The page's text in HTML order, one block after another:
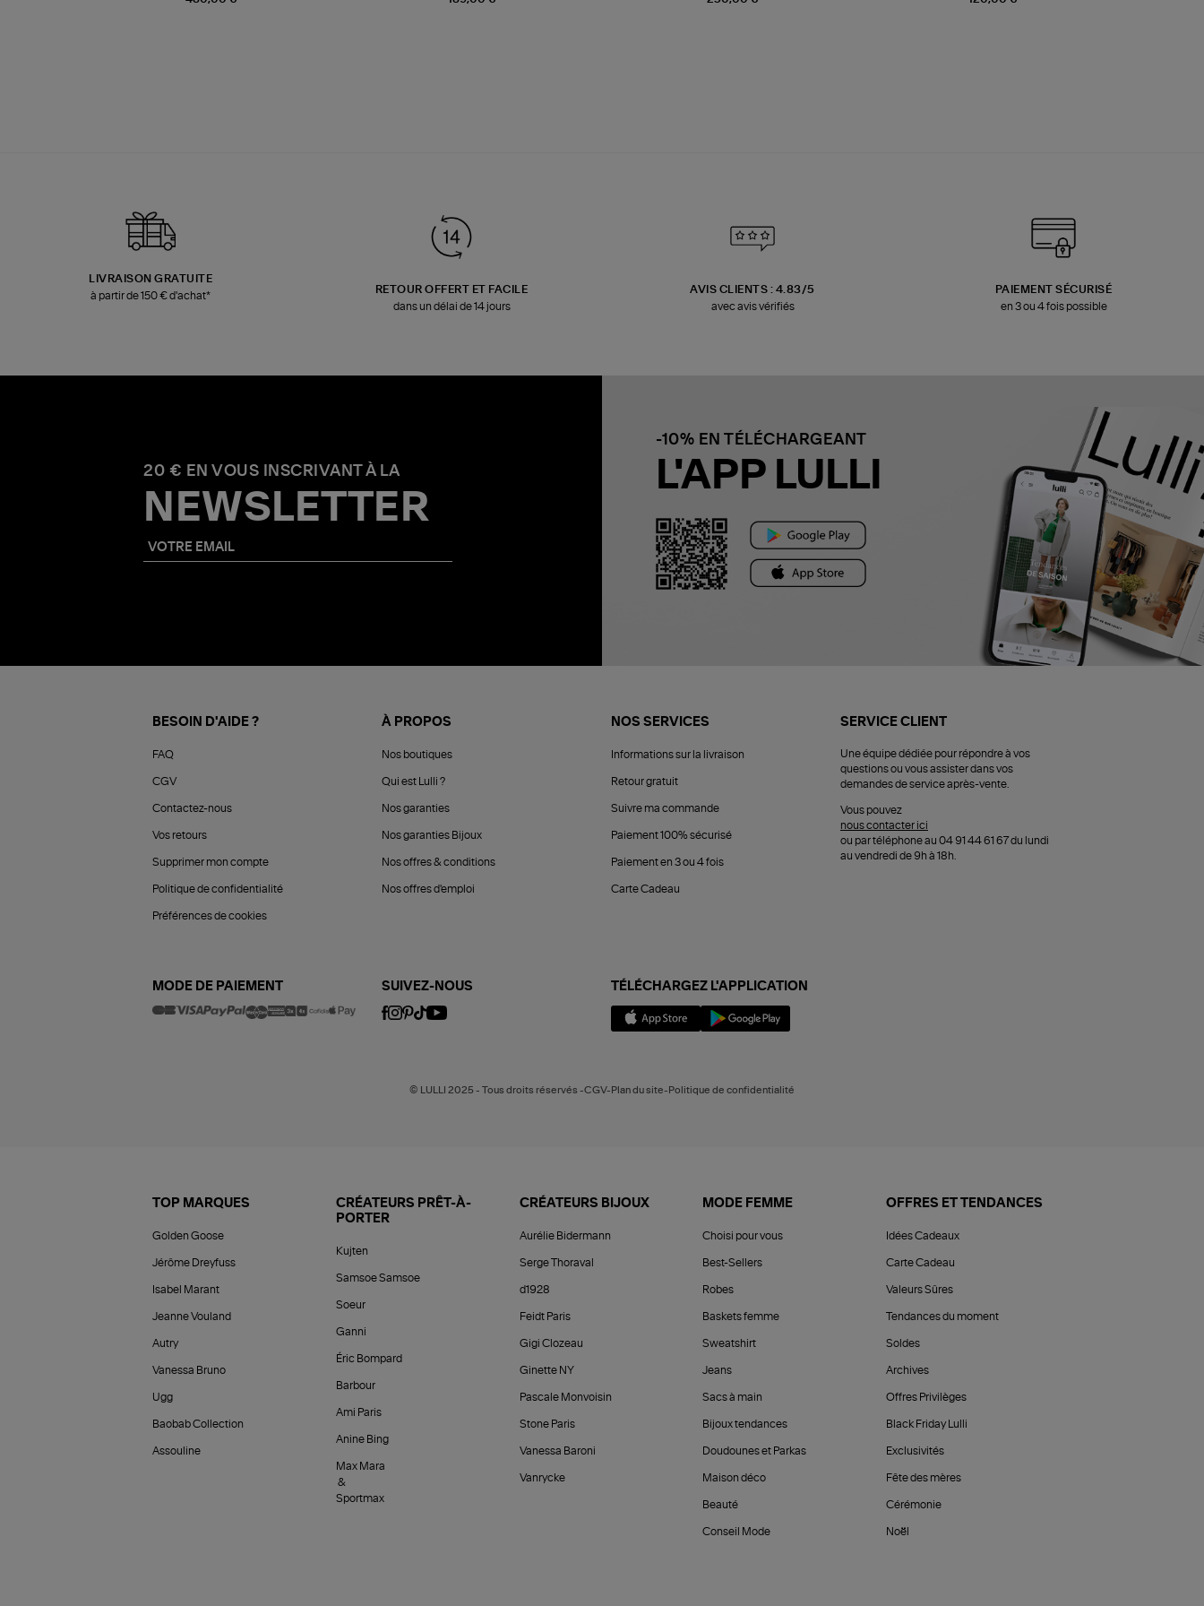
LIVRAISON GRATUITE
à partir de 150 € d'achat*
RETOUR OFFERT ET FACILE
dans un délai de 14 jours
AVIS CLIENTS : 4.83/5
avec avis vérifiés
PAIEMENT SÉCURISÉ
en 3 ou 4 fois possible
20 € EN VOUS INSCRIVANT À LA
NEWSLETTER
-10% EN TÉLÉCHARGEANT
L'APP LULLI
BESOIN D'AIDE ?
FAQ
CGV
Contactez-nous
Vos retours
Supprimer mon compte
Politique de confidentialité
Préférences de cookies
À PROPOS
Nos boutiques
Qui est Lulli ?
Nos garanties
Nos garanties Bijoux
Nos offres & conditions
Nos offres d'emploi
NOS SERVICES
Informations sur la livraison
Retour gratuit
Suivre ma commande
Paiement 100% sécurisé
Paiement en 3 ou 4 fois
Carte Cadeau
SERVICE CLIENT
Une équipe dédiée pour répondre à vos
questions ou vous assister dans vos
demandes de service après-vente.
Vous pouvez
nous contacter ici
ou par téléphone au 04 91 44 61 67 du lundi
au vendredi de 9h à 18h.
MODE DE PAIEMENT SUIVEZ-NOUS TÉLÉCHARGEZ L'APPLICATION
© LULLI 2025 - Tous droits réservés -CGV-Plan du site-Politique de confidentialité
TOP MARQUES
Golden Goose
Jérôme Dreyfuss
Isabel Marant
Jeanne Vouland
Autry
Vanessa Bruno
Ugg
Baobab Collection
Assouline
CRÉATEURS PRÊT-À-
PORTER
Kujten
Samsoe Samsoe
Soeur
Ganni
Éric Bompard
Barbour
Ami Paris
Anine Bing
Max Mara
&
Sportmax
CRÉATEURS BIJOUX
Aurélie Bidermann
Serge Thoraval
d1928
Feidt Paris
Gigi Clozeau
Ginette NY
Pascale Monvoisin
Stone Paris
Vanessa Baroni
Vanrycke
MODE FEMME
Choisi pour vous
Best-Sellers
Robes
Baskets femme
Sweatshirt
Jeans
Sacs à main
Bijoux tendances
Doudounes et Parkas
Maison déco
Beauté
Conseil Mode
OFFRES ET TENDANCES
Idées Cadeaux
Carte Cadeau
Valeurs Sûres
Tendances du moment
Soldes
Archives
Offres Privilèges
Black Friday Lulli
Exclusivités
Fête des mères
Cérémonie
Noël